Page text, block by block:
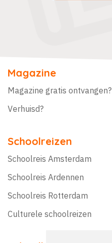
Magazine
Magazine gratis ontvangen?
Verhuisd?
Schoolreizen
Schoolreis Amsterdam
Schoolreis Ardennen
Schoolreis Rotterdam
Culturele schoolreizen